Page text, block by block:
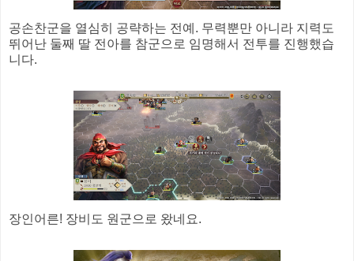
공손찬군을 열심히 공략하는 전예. 무력뿐만 아니라 지력도
뛰어난 둘째 딸 전아를 참군으로 임명해서 전투를 진행했습
니다.
장인어른! 장비도 원군으로 왔네요.